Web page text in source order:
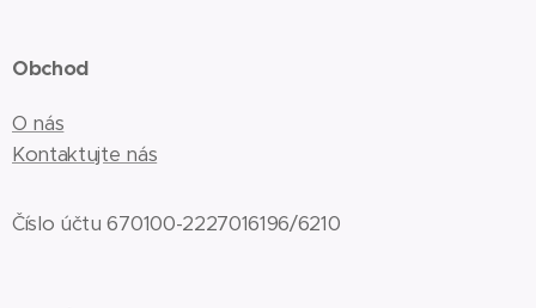
Obchod
O nás
Kontaktujte nás
Číslo účtu 670100-2227016196/6210